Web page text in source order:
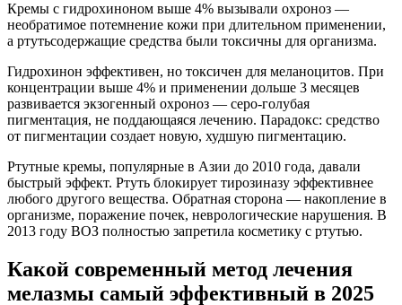
Кремы с гидрохиноном выше 4% вызывали охроноз —
необратимое потемнение кожи при длительном применении,
а ртутьсодержащие средства были токсичны для организма.
Гидрохинон эффективен, но токсичен для меланоцитов. При
концентрации выше 4% и применении дольше 3 месяцев
развивается экзогенный охроноз — серо-голубая
пигментация, не поддающаяся лечению. Парадокс: средство
от пигментации создает новую, худшую пигментацию.
Ртутные кремы, популярные в Азии до 2010 года, давали
быстрый эффект. Ртуть блокирует тирозиназу эффективнее
любого другого вещества. Обратная сторона — накопление в
организме, поражение почек, неврологические нарушения. В
2013 году ВОЗ полностью запретила косметику с ртутью.
Какой современный метод лечения
мелазмы самый эффективный в 2025